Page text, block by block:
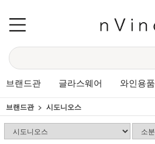
브랜드관 글라스웨어 와인용품
브랜드관 시도니오스